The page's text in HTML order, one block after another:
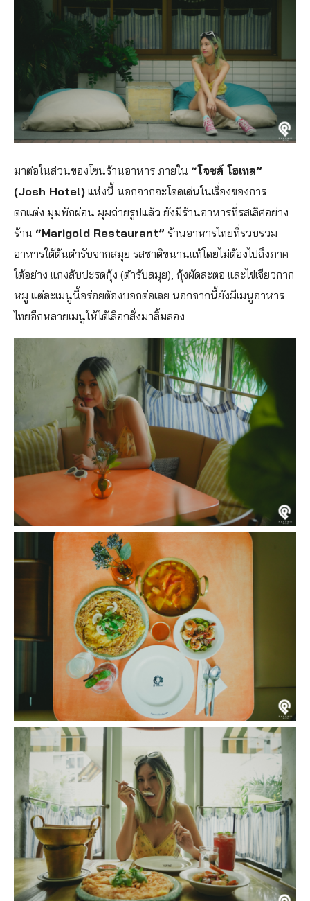
มาต่อในส่วนของโซนร้านอาหาร ภายใน “โจชส์ โฮเทล”
(Josh Hotel) แห่งนี้ นอกจากจะโดดเด่นในเรื่องของการ
ตกแต่ง มุมพักผ่อน มุมถ่ายรูปแล้ว ยังมีร้านอาหารที่รสเลิศอย่าง
ร้าน “Marigold Restaurant” ร้านอาหารไทยที่รวบรวม
อาหารใต้ต้นตํารับจากสมุย รสชาติขนานแท้โดยไม่ต้องไปถึงภาค
ใต้อย่าง แกงสับปะรดกุ้ง (ตำรับสมุย), กุ้งผัดสะตอ และไข่เจียวกาก
หมู แต่ละเมนูนี้อร่อยต้องบอกต่อเลย นอกจากนี้ยังมีเมนูอาหาร
ไทยอีกหลายเมนูให้ได้เลือกสั่งมาลิ้มลอง